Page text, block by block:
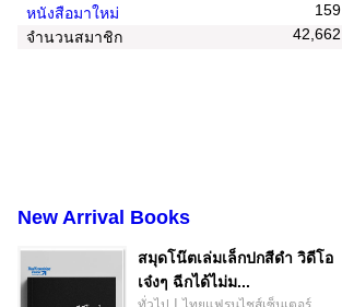
หนังสือมาใหม่
159
จำนวนสมาชิก
42,662
New Arrival Books
สมุดโน๊ตเล่มเล็กปกสีดำ วิดีโอ
เจ๋งๆ ฉีกได้ไม่ม...